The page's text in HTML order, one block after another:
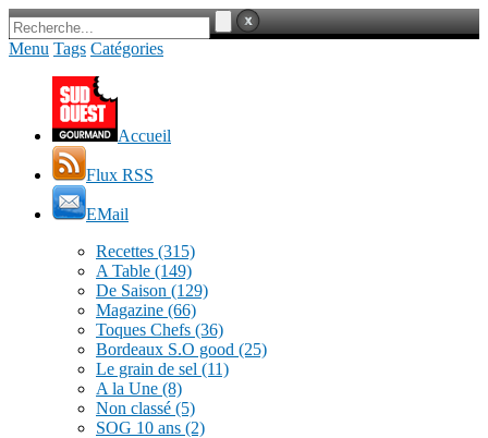
Menu Tags Catégories
Accueil
Flux RSS
EMail
Recettes (315)
A Table (149)
De Saison (129)
Magazine (66)
Toques Chefs (36)
Bordeaux S.O good (25)
Le grain de sel (11)
A la Une (8)
Non classé (5)
SOG 10 ans (2)